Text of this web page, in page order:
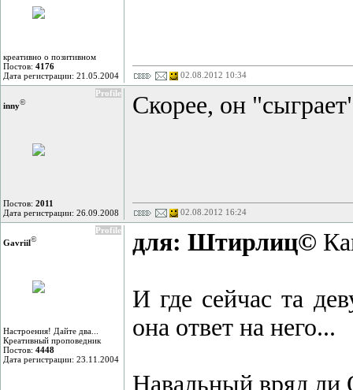
креативно о позитивном
Постов: 4176
Дата регистрации: 21.05.2004
02.08.2012 10:34
Profile
inny©
Постов: 2011
Дата регистрации: 26.09.2008
Скорее, он
02.08.2012 16:24
Profile
Gavriil©
Настроения! Дайте два...
Креативный проповедник
Постов: 4448
Дата регистрации: 23.11.2004
для: Штирлиц©
И где сейчас та
она ответ на него...
Навальный вряд ли